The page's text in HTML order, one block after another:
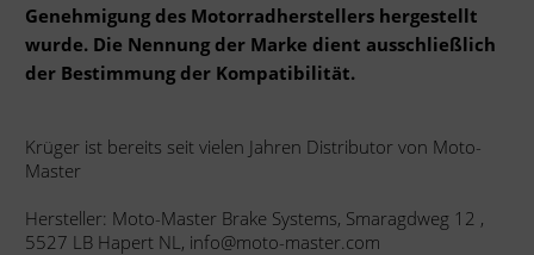
Genehmigung des Motorradherstellers hergestellt
wurde. Die Nennung der Marke dient ausschließlich
der Bestimmung der Kompatibilität.
Krüger ist bereits seit vielen Jahren Distributor von Moto-
Master
Hersteller: Moto-Master Brake Systems, Smaragdweg 12 ,
5527 LB Hapert NL, info@moto-master.com